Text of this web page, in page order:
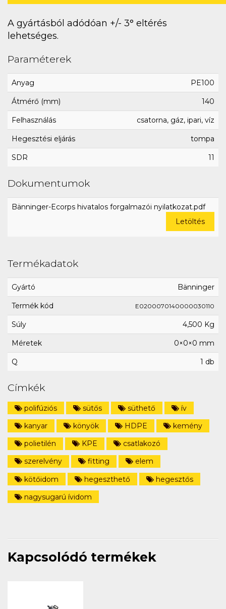
A gyártásból adódóan +/- 3° eltérés
lehetséges.
Paraméterek
Anyag PE100
Átmérő (mm) 140
Felhasználás csatorna, gáz, ipari, víz
Hegesztési eljárás tompa
SDR 11
Dokumentumok
Bänninger-Ecorps hivatalos forgalmazói nyilatkozat.pdf
Letöltés
Termékadatok
Gyártó Bänninger
Termék kód E0200070140000030110
Súly 4,500 Kg
Méretek 0×0×0 mm
Q 1 db
Címkék
polifúziós sütős süthető
ív
kanyar
könyök HDPE
kemény
polietilén
KPE
csatlakozó
szerelvény
fitting
elem
kötőidom
hegeszthető
hegesztős
nagysugarú ívidom
Kapcsolódó termékek